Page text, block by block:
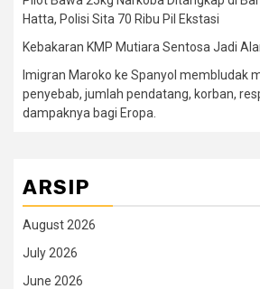
Hatta, Polisi Sita 70 Ribu Pil Ekstasi
Kebakaran KMP Mutiara Sentosa Jadi
Imigran Maroko ke Spanyol membludak
penyebab, jumlah pendatang, korban,
dampaknya bagi Eropa.
ARSIP
August 2026
July 2026
June 2026